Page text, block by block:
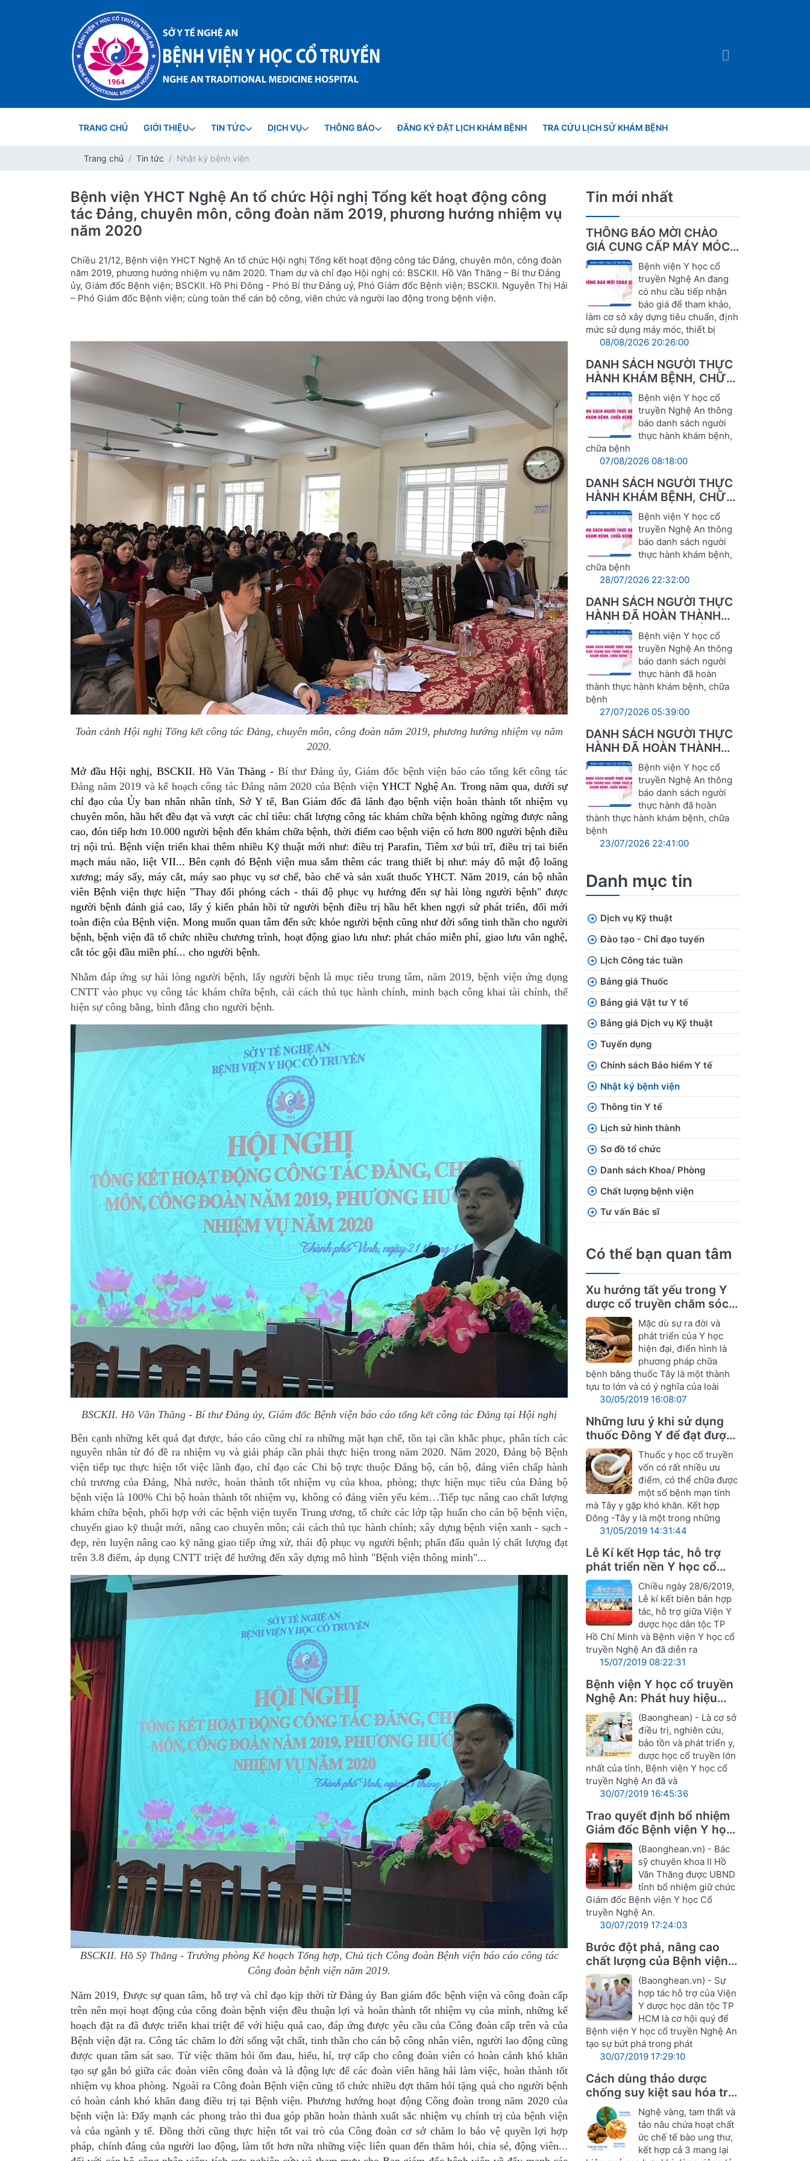
TRANG CHỦ GIỚI THIỆU TIN TỨC DỊCH VỤ THÔNG BÁO ĐĂNG KÝ ĐẶT LỊCH KHÁM BỆNH TRA CỨU LỊCH SỬ KHÁM BỆNH
Trang chủ Tin tức Nhật ký bệnh viện
Bệnh viện YHCT Nghệ An tổ chức Hội nghị Tổng kết hoạt động công
tác Đảng, chuyên môn, công đoàn năm 2019, phương hướng nhiệm vụ
năm 2020
Chiều 21/12, Bệnh viện YHCT Nghệ An tổ chức Hội nghị Tổng kết hoạt động công tác Đảng, chuyên môn, công đoàn
năm 2019, phương hướng nhiệm vụ năm 2020. Tham dự và chỉ đạo Hội nghị có: BSCKII. Hồ Văn Thăng – Bí thư Đảng
ủy, Giám đốc Bệnh viện; BSCKII. Hồ Phi Đông - Phó Bí thư Đảng uỷ, Phó Giám đốc Bệnh viện; BSCKII. Nguyễn Thị Hải
– Phó Giám đốc Bệnh viện; cùng toàn thể cán bộ công, viên chức và người lao động trong bệnh viện.
Toàn cảnh Hội nghị Tổng kết công tác Đảng, chuyên môn, công đoàn năm 2019, phương hướng nhiệm vụ năm
2020.
Mở đầu Hội nghị, BSCKII. Hồ Văn Thăng - Bí thư Đảng ủy, Giám đốc bệnh viện báo cáo tổng kết công tác
Đảng năm 2019 và kế hoạch công tác Đảng năm 2020 của Bệnh việnYHCT Nghệ An. Trong năm qua, dưới sự
chỉ đạo của Ủy ban nhân nhân tỉnh, Sở Y tế, Ban Giám đốc đã lãnh đạo bệnh viện hoàn thành tốt nhiệm vụ
chuyên môn, hầu hết đều đạt và vượt các chỉ tiêu:chất lượng công tác khám chữa bệnh không ngừng được nâng
cao, đón tiếp hơn 10.000 người bệnh đến khám chữa bệnh, thời điểm cao bệnh viện có hơn 800 người bệnh điều
trị nội trú. Bệnh viện triển khai thêm nhiều Kỹ thuật mới như: điều trị Parafin, Tiêm xơ búi trĩ, điều trị tai biến
mạch máu não, liệt VII... Bên cạnh đó Bệnh viện mua sắm thêm các trang thiết bị như: máy đô mật độ loãng
xương; máy sấy, máy cắt, máy sao phục vụ sơ chế, bào chế và sản xuất thuốc YHCT. Năm 2019, cán bộ nhân
viên Bệnh viện thực hiện "Thay đổi phóng cách - thái độ phục vụ hướng đến sự hài lòng người bệnh" được
người bệnh đánh giá cao, lấy ý kiến phản hồi từ người bệnh điều trị hầu hết khen ngợi sử phát triển, đổi mới
toàn điện của Bệnh viện. Mong muốn quan tâm đến sức khỏe người bệnh cũng như đời sống tinh thần cho người
bệnh, bệnh viện đã tổ chức nhiều chương trình, hoạt động giao lưu như: phát cháo miễn phí, giao lưu văn nghệ,
cắt tóc gội đầu miền phí... cho người bệnh.
Nhằm đáp ứng sự hài lòng người bệnh, lấy người bệnh là mục tiêu trung tâm, năm 2019, bệnh viện ứng dụng
CNTT vào phục vụ công tác khám chữa bệnh, cải cách thủ tục hành chính, minh bạch công khai tài chính, thể
hiện sự công bằng, bình đẳng cho người bệnh.
BSCKII. Hồ Văn Thăng - Bí thư Đảng ủy, Giám đốc Bệnh viện báo cáo tổng kết công tác Đảng tại Hội nghị
Bên cạnh những kết quả đạt được, báo cáo cũng chỉ ra những mặt hạn chế, tồn tại cần khắc phục, phân tích các
nguyên nhân từ đó đề ra nhiệm vụ và giải pháp cần phải thực hiện trong năm 2020.Năm 2020, Đảng bộ Bệnh
viện tiếp tục thực hiện tốt việc lãnh đạo, chỉ đạo các Chi bộ trực thuộc Đảng bộ, cán bộ, đảng viên chấp hành
chủ trương của Đảng, Nhà nước, hoàn thành tốt nhiệm vụ của khoa, phòng; thựchiện mục tiêu của Đảng bộ
bệnh viện là 100% Chi bộ hoàn thành tốt nhiệm vụ, không có đảng viên yếu kém…Tiếp tục nâng cao chất lượng
khám chữa bệnh, phối hợp với các bệnh viện tuyến Trung ương, tổ chức các lớp tập huấn cho cán bộ bệnh viện,
chuyển giao kỹ thuật mới, nâng cao chuyên môn; cải cách thủ tục hành chính; xây dựng bệnh viện xanh - sạch -
đẹp, rèn luyện nâng cao kỹ năng giao tiếp ứng xử, thái độ phục vụ người bệnh; phấn đấu quản lý chất lượng đạt
trên 3.8 điểm, áp dụng CNTT triệt để hướng đến xây dựng mô hình "Bệnh viện thông minh"...
BSCKII. Hồ Sỹ Thắng - Trưởng phòng Kế hoạch Tổng hợp, Chủ tịch Công đoàn Bệnh viện báo cáo công tác
Công đoàn bệnh viện năm 2019.
Năm 2019, Được sự quan tâm, hỗ trợ và chỉ đạo kịp thời từ Đảng ủy Ban giám đốc bệnh viện và công đoàn cấp
trên nên mọi hoạt động của công đoàn bệnh viện đều thuận lợi và hoàn thành tốt nhiệm vụ của mình, những kế
hoạch đặt ra đã được triển khai triệt để với hiệu quả cao, đáp ứng được yêu cầu của Công đoàn cấp trên và của
Bệnh viện đặt ra.Công tác chăm lo đời sống vật chất, tinh thần cho cán bộ công nhân viên, người lao động cũng
được quan tâm sát sao. Từ việc thăm hỏi ốm đau, hiếu, hỉ, trợ cấp cho công đoàn viên có hoàn cảnh khó khăn
tạo sự gắn bó giữa các đoàn viên công đoàn và là động lực để các đoàn viên hăng hái làm việc, hoàn thành tốt
nhiệm vụ khoa phòng. Ngoài ra Công đoàn Bệnh viện cũng tổ chức nhiều đợt thăm hỏi tặng quà cho người bệnh
có hoàn cảnh khó khăn đang điều trị tại Bệnh viện.Phương hướng hoạt động Công đoàn trong năm 2020 của
bệnh viện là: Đẩy mạnh các phong trào thi đua góp phần hoàn thành xuất sắc nhiệm vụ chính trị của bệnh viện
và của ngành y tế. Đồng thời cũng thực hiện tốt vai trò của Công đoàn cơ sở chăm lo bảo vệ quyền lợi hợp
pháp, chính đáng của người lao động, làm tốt hơn nữa những việc liên quan đến thăm hỏi, chia sẻ, động viên...
Tin mới nhất
THÔNG BÁO MỜI CHÀO
GIÁ CUNG CẤP MÁY MÓC,
THIẾT BỊ CHUYÊN DÙNG
LĨNH VỰC Y TẾ
Bệnh viện Y học cổ
truyền Nghệ An đang
có nhu cầu tiếp nhận
báo giá để tham khảo,
làm cơ sở xây dựng tiêu chuẩn, định
mức sử dụng máy móc, thiết bị
08/08/2026 20:26:00
DANH SÁCH NGƯỜI THỰC
HÀNH KHÁM BỆNH, CHỮA
BỆNH
Bệnh viện Y học cổ
truyền Nghệ An thông
báo danh sách người
thực hành khám bệnh,
chữa bệnh
07/08/2026 08:18:00
DANH SÁCH NGƯỜI THỰC
HÀNH KHÁM BỆNH, CHỮA
BỆNH
Bệnh viện Y học cổ
truyền Nghệ An thông
báo danh sách người
thực hành khám bệnh,
chữa bệnh
28/07/2026 22:32:00
DANH SÁCH NGƯỜI THỰC
HÀNH ĐÃ HOÀN THÀNH
QUÁ TRÌNH THỰC HÀNH
KHÁM BỆNH, CHỮA BỆNH
Bệnh viện Y học cổ
truyền Nghệ An thông
báo danh sách người
thực hành đã hoàn
thành thực hành khám bệnh, chữa
bệnh
27/07/2026 05:39:00
DANH SÁCH NGƯỜI THỰC
HÀNH ĐÃ HOÀN THÀNH
QUÁ TRÌNH THỰC HÀNH
KHÁM BỆNH, CHỮA BỆNH
Bệnh viện Y học cổ
truyền Nghệ An thông
báo danh sách người
thực hành đã hoàn
thành thực hành khám bệnh, chữa
bệnh
23/07/2026 22:41:00
Danh mục tin
Dịch vụ Kỹ thuật
Đào tạo - Chỉ đạo tuyến
Lịch Công tác tuần
Bảng giá Thuốc
Bảng giá Vật tư Y tế
Bảng giá Dịch vụ Kỹ thuật
Tuyển dụng
Chính sách Bảo hiểm Y tế
Nhật ký bệnh viện
Thông tin Y tế
Lịch sử hình thành
Sơ đồ tổ chức
Danh sách Khoa/ Phòng
Chất lượng bệnh viện
Tư vấn Bác sĩ
Có thể bạn quan tâm
Xu hướng tất yếu trong Y
dược cổ truyền chăm sóc
sức khỏe Mặc dù sự ra đời và
phát triển của Y học
hiện đại, điển hình là
phương pháp chữa
bệnh bằng thuốc Tây là một thành
tựu to lớn và có ý nghĩa của loài
30/05/2019 16:08:07
Những lưu ý khi sử dụng
thuốc Đông Y để đạt được
hiệu quả tốt nhấtThuốc y học cổ truyền
vốn có rất nhiều ưu
điểm, có thể chữa được
một số bệnh mạn tính
mà Tây y gặp khó khăn. Kết hợp
Đông -Tây y là một trong những
31/05/2019 14:31:44
Lễ Kí kết Hợp tác, hỗ trợ
phát triển nền Y học cổ
truyền Nghệ AnChiều ngày 28/6/2019,
Lễ kí kết biên bản hợp
tác, hỗ trợ giữa Viện Y
dược học dân tộc TP
Hồ Chí Minh và Bệnh viện Y học cổ
truyền Nghệ An đã diễn ra
15/07/2019 08:22:31
Bệnh viện Y học cổ truyền
Nghệ An: Phát huy hiệu
quả Đông y trong điều trị
(Baonghean) - Là cơ sở
điều trị, nghiên cứu,
bảo tồn và phát triển y,
dược học cổ truyền lớn
nhất của tỉnh, Bệnh viện Y học cổ
truyền Nghệ An đã và
30/07/2019 16:45:36
Trao quyết định bổ nhiệm
Giám đốc Bệnh viện Y học
cổ truyền Nghệ An
(Baonghean.vn) - Bác
sỹ chuyên khoa II Hồ
Văn Thăng được UBND
tỉnh bổ nhiệm giữ chức
Giám đốc Bệnh viện Y học Cổ
truyền Nghệ An.
30/07/2019 17:24:03
Bước đột phá, nâng cao
chất lượng của Bệnh viện Y
học cổ truyền Nghệ An
(Baonghean.vn) - Sự
hợp tác hỗ trợ của Viện
Y dược học dân tộc TP
HCM là cơ hội quý để
Bệnh viện Y học cổ truyền Nghệ An
tạo sự bứt phá trong phát
30/07/2019 17:29:10
Cách dùng thảo dược
chống suy kiệt sau hóa trị,
xạ ung thưNghệ vàng, tam thất và
tảo nâu chứa hoạt chất
ức chế tế bào ung thư,
kết hợp cả 3 mang lại